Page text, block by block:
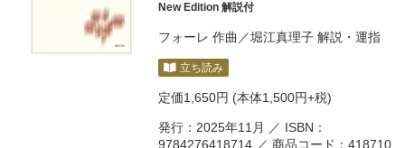
New Edition 解説付
フォーレ 作曲／堀江真理子 解説・運指
立ち読み
定価1,650円 (本体1,500円+税)
発行：2025年11月 ／ ISBN：
9784276418714 ／ 商品コード：418710